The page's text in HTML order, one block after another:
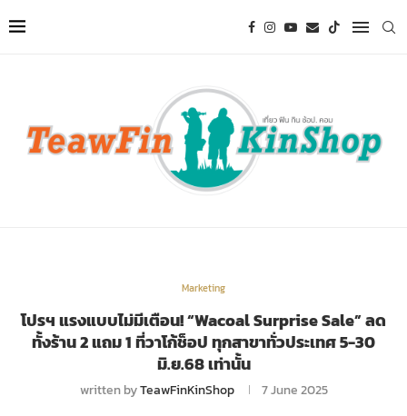
Marketing
โปรฯ แรงแบบไม่มีเตือน! “Wacoal Surprise Sale” ลด
ทั้งร้าน 2 แถม 1 ที่วาโก้ช็อป ทุกสาขาทั่วประเทศ 5-30
มิ.ย.68 เท่านั้น
written byTeawFinKinShop 7 June 2025